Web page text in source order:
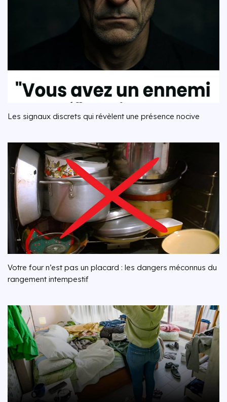
Les signaux discrets qui révèlent une présence nocive
Votre four n’est pas un placard : les dangers méconnus du
rangement intempestif